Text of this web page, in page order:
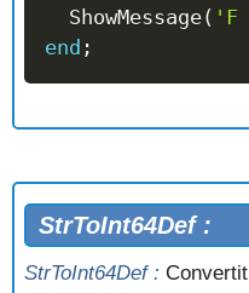
  ShowMessage
(
end ;
StrToInt64Def :
StrToInt64Def :